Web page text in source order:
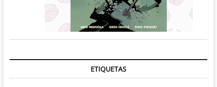
ETIQUETAS